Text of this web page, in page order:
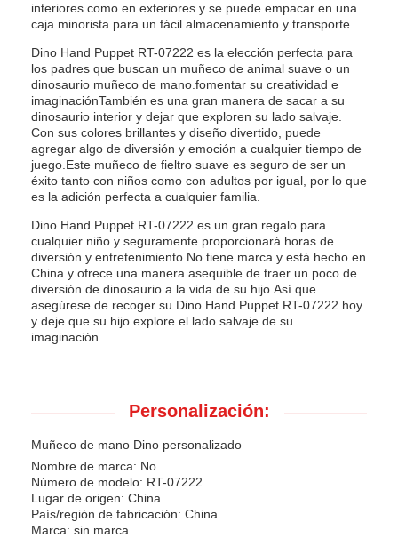
interiores como en exteriores y se puede empacar en una
caja minorista para un fácil almacenamiento y transporte.
Dino Hand Puppet RT-07222 es la elección perfecta para
los padres que buscan un muñeco de animal suave o un
dinosaurio muñeco de mano.fomentar su creatividad e
imaginaciónTambién es una gran manera de sacar a su
dinosaurio interior y dejar que exploren su lado salvaje.
Con sus colores brillantes y diseño divertido, puede
agregar algo de diversión y emoción a cualquier tiempo de
juego.Este muñeco de fieltro suave es seguro de ser un
éxito tanto con niños como con adultos por igual, por lo que
es la adición perfecta a cualquier familia.
Dino Hand Puppet RT-07222 es un gran regalo para
cualquier niño y seguramente proporcionará horas de
diversión y entretenimiento.No tiene marca y está hecho en
China y ofrece una manera asequible de traer un poco de
diversión de dinosaurio a la vida de su hijo.Así que
asegúrese de recoger su Dino Hand Puppet RT-07222 hoy
y deje que su hijo explore el lado salvaje de su
imaginación.
Personalización:
Muñeco de mano Dino personalizado
Nombre de marca: No
Número de modelo: RT-07222
Lugar de origen: China
País/región de fabricación: China
Marca: sin marca